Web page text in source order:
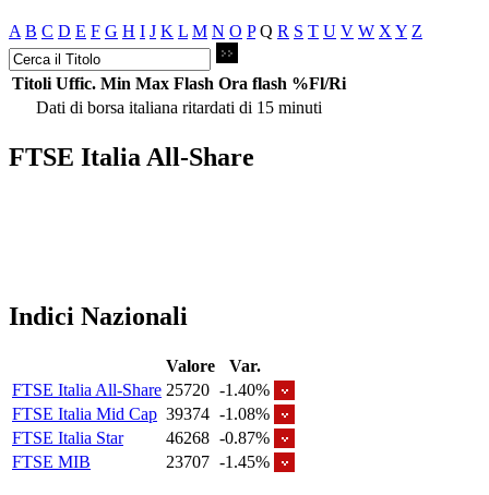
A B C D E F G H I J K L M N O P Q R S T U V W X Y Z
Titoli Uffic. Min Max Flash Ora flash %Fl/Ri
Dati di borsa italiana ritardati di 15 minuti
FTSE Italia All-Share
Indici Nazionali
Valore
Var.
FTSE Italia All-Share 25720 -1.40%
FTSE Italia Mid Cap 39374 -1.08%
FTSE Italia Star
46268 -0.87%
FTSE MIB
23707 -1.45%